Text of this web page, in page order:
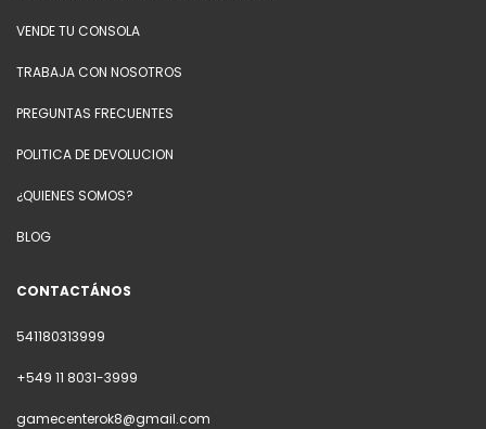
VENDE TU CONSOLA
TRABAJA CON NOSOTROS
PREGUNTAS FRECUENTES
POLITICA DE DEVOLUCION
¿QUIENES SOMOS?
BLOG
CONTACTÁNOS
541180313999
+549 11 8031-3999
gamecenterok8@gmail.com